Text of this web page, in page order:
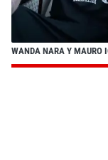
WANDA NARA Y MAURO